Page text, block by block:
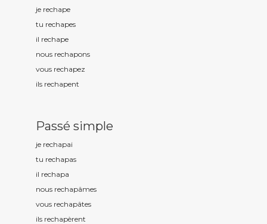
je rechape
tu rechapes
il rechape
nous rechapons
vous rechapez
ils rechapent
Passé simple
je rechapai
tu rechapas
il rechapa
nous rechapâmes
vous rechapâtes
ils rechapèrent